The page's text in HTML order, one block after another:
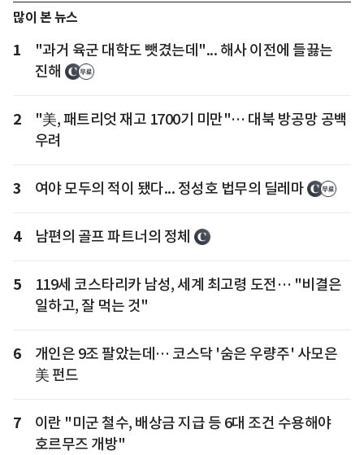
많이 본 뉴스
1
"과거 육군 대학도 뺏겼는데"... 해사 이전에 들끓는
진해
2
"美, 패트리엇 재고 1700기 미만"… 대북 방공망 공백
우려
3 여야 모두의 적이 됐다... 정성호 법무의 딜레마
4 남편의 골프 파트너의 정체
5
119세 코스타리카 남성, 세계 최고령 도전… "비결은
일하고, 잘 먹는 것"
6
개인은 9조 팔았는데… 코스닥 '숨은 우량주' 사모은
美 펀드
7
이란 "미군 철수, 배상금 지급 등 6대 조건 수용해야
호르무즈 개방"